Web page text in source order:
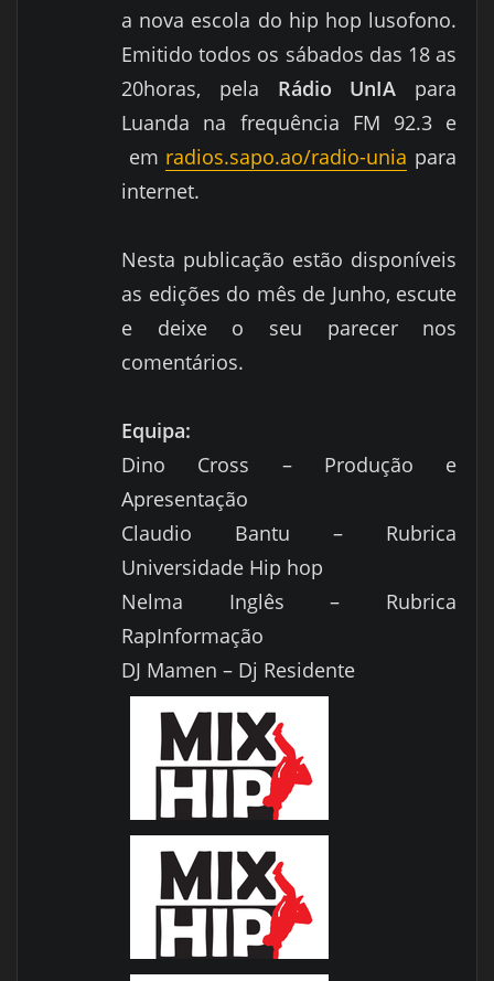
a nova escola do hip hop lusofono.
Emitido todos os sábados das 18 as
20horas, pela Rádio UnIA para
Luanda na frequência FM 92.3 e
em radios.sapo.ao/radio-unia para
internet.
Nesta publicação estão disponíveis
as edições do mês de Junho, escute
e deixe o seu parecer nos
comentários.
Equipa:
Dino Cross – Produção e
Apresentação
Claudio Bantu – Rubrica
Universidade Hip hop
Nelma Inglês – Rubrica
RapInformação
DJ Mamen – Dj Residente